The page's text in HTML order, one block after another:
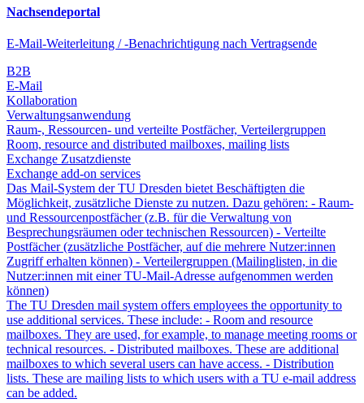
Nachsendeportal
E-Mail-Weiterleitung / -Benachrichtigung nach Vertragsende
B2B
E-Mail
Kollaboration
Verwaltungsanwendung
Raum-, Ressourcen- und verteilte Postfächer, Verteilergruppen
Room, resource and distributed mailboxes, mailing lists
Exchange Zusatzdienste
Exchange add-on services
Das Mail-System der TU Dresden bietet Beschäftigten die
Möglichkeit, zusätzliche Dienste zu nutzen. Dazu gehören: - Raum-
und Ressourcenpostfächer (z.B. für die Verwaltung von
Besprechungsräumen oder technischen Ressourcen) - Verteilte
Postfächer (zusätzliche Postfächer, auf die mehrere Nutzer:innen
Zugriff erhalten können) - Verteilergruppen (Mailinglisten, in die
Nutzer:innen mit einer TU-Mail-Adresse aufgenommen werden
können)
The TU Dresden mail system offers employees the opportunity to
use additional services. These include: - Room and resource
mailboxes. They are used, for example, to manage meeting rooms or
technical resources. - Distributed mailboxes. These are additional
mailboxes to which several users can have access. - Distribution
lists. These are mailing lists to which users with a TU e-mail address
can be added.